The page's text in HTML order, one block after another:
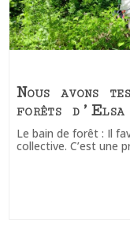
Nous avons
forêts
Le bain de forêt : Il
collective. C’est une